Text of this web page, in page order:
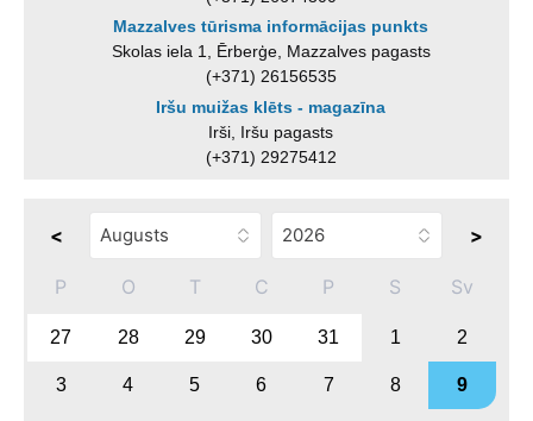
Mazzalves tūrisma informācijas punkts
Skolas iela 1, Ērberģe, Mazzalves pagasts
(+371) 26156535
Iršu muižas klēts - magazīna
Irši, Iršu pagasts
(+371) 29275412
< >
P O T C P S Sv
27 28 29 30 31 1 2
3 4 5 6 7 8 9